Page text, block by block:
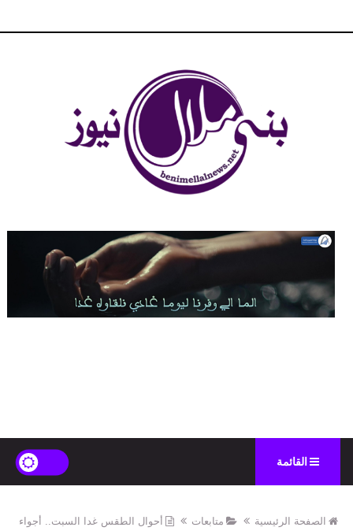
القائمة
الصفحة الرئيسية متابعات
أحوال الطقس غدا السبت.. أجواء